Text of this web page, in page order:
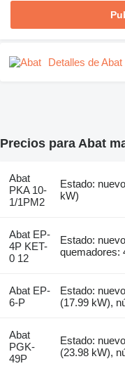
Detalles de Abat
Precios para Abat
Abat
PKA 10-
1/1PM2
Estado:
kW)
Abat EP-
4P KET-
0 12
Estado:
quemadores:
Abat EP-
6-P
Estado:
(17.99 kW),
Abat
PGK-
49P
Estado:
(23.98 kW),